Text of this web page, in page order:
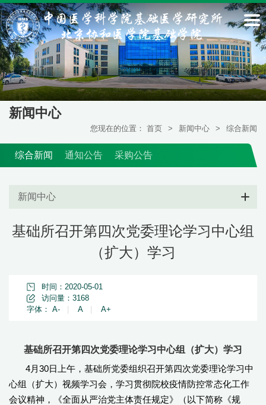
新闻中心
您现在的位置： 首页 > 新闻中心 > 综合新闻
综合新闻 通知公告 采购公告
新闻中心
基础所召开第四次党委理论学习中心组
（扩大）学习
时间：2020-05-01
访问量： 3168
字体： A- A A+
基础所召开第四次党委理论学习中心组（扩大）学习
4月30日上午，基础所党委组织召开第四次党委理论学习中
心组（扩大）视频学习会，学习贯彻院校疫情防控常态化工作
会议精神，《全面从严治党主体责任规定》（以下简称《规